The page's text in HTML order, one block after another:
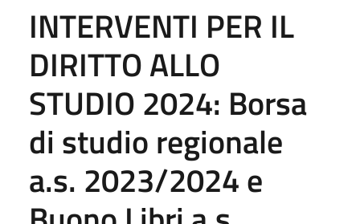
INTERVENTI PER IL
DIRITTO ALLO
STUDIO 2024: Borsa
di studio regionale
a.s. 2023/2024 e